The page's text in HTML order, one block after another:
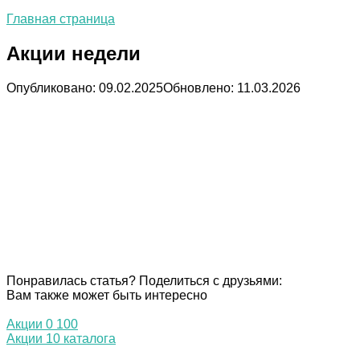
Главная страница
Акции недели
Опубликовано: 09.02.2025Обновлено: 11.03.2026
Понравилась статья? Поделиться с друзьями:
Вам также может быть интересно
Акции 0 100
Акции 10 каталога